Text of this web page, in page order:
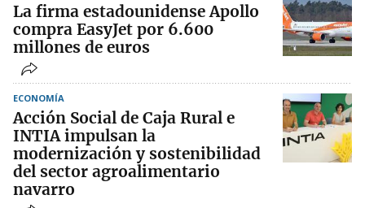
La firma estadounidense Apollo
compra EasyJet por 6.600
millones de euros
ECONOMÍA
Acción Social de Caja Rural e
INTIA impulsan la
modernización y sostenibilidad
del sector agroalimentario
navarro